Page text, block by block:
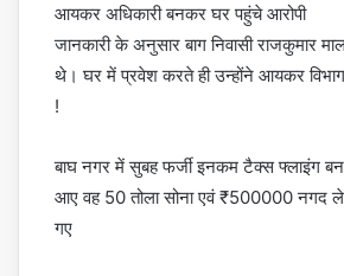
आयकर अधिकारी बनकर घर पहुंचे आरोपी
जानकारी के अनुसार बाग निवासी राजकुमार
थे। घर में प्रवेश करते ही उन्होंने आयकर
!
बाघ नगर में सुबह फर्जी इनकम टैक्स फ्लाइंग
आए वह 50 तोला सोना एवं ₹500000 नगद ले
गए